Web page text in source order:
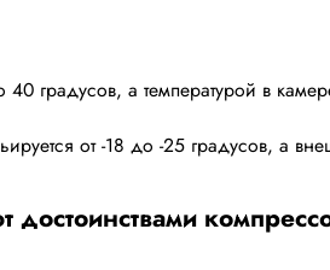
градусов, а температурой в
от -18 до -25 градусов, а
достоинствами